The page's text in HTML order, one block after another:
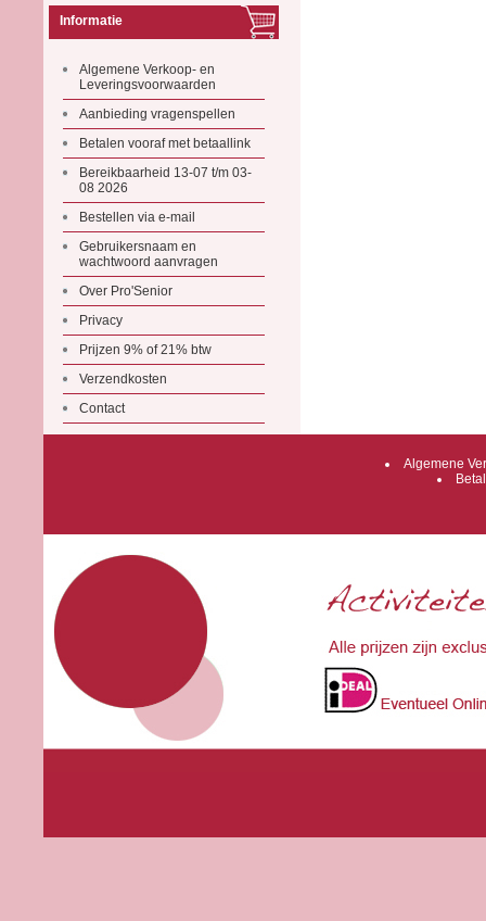
Informatie
Algemene Verkoop- en
Leveringsvoorwaarden
Aanbieding vragenspellen
Betalen vooraf met betaallink
Bereikbaarheid 13-07 t/m 03-
08 2026
Bestellen via e-mail
Gebruikersnaam en
wachtwoord aanvragen
Over Pro'Senior
Privacy
Prijzen 9% of 21% btw
Verzendkosten
Contact
Algemene